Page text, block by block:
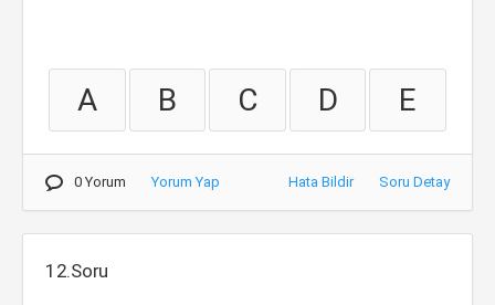
A B C D E
0 Yorum Yorum Yap Hata Bildir Soru Detay
12.Soru